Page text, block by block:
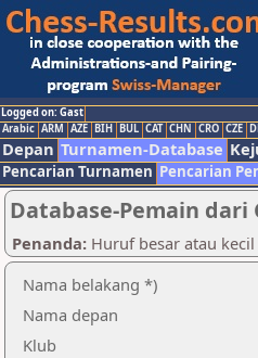
Logged on: Gast
Arabic ARM AZE BIH BUL CAT CHN CRO CZE
Depan Turnamen-Database
Pencarian Turnamen Pencarian
Database-Pemain dari
Penanda: Huruf besar atau
Nama belakang *)
Nama depan
Klub